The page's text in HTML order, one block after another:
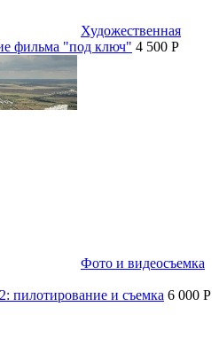
Художественная
фильма "под ключ" 4 500 P
Фото и видеосъемка
пилотирование и съемка 6 000 P